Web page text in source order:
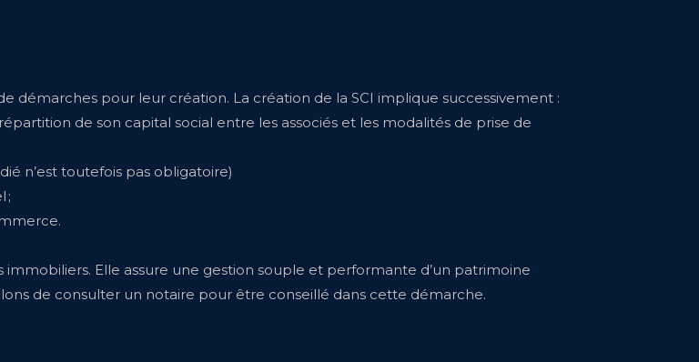
démarches pour leur création. La création de la SCI implique successivement :
de son capital social entre les associés et les modalités de prise de
n’est toutefois pas obligatoire)
;
Elle assure une gestion souple et performante d’un patrimoine
de consulter un notaire pour être conseillé dans cette démarche.